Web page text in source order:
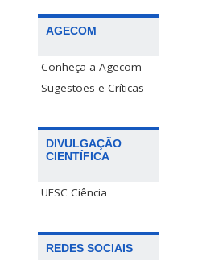
AGECOM
Conheça a Agecom
Sugestões e Críticas
DIVULGAÇÃO
CIENTÍFICA
UFSC Ciência
REDES SOCIAIS